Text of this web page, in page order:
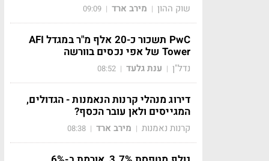
שוק ההון | מירב ארד |
09:09
PwC תשכור כ-20 אלף מ"ר במגדל AFI
Tower של אפי נכסים בוורשה
נדל"ן | ענת גלעד |
08:52
דירוג מנהלי קרנות הנאמנות - הגדולים,
המגייסים ולאן עובר הכסף?
קרנות נאמנות | מירב ארד |
08:38